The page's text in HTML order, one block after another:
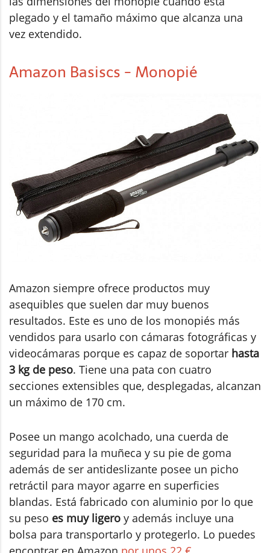
plegado y el tamaño máximo que alcanza una
vez extendido.
Amazon Basiscs - Monopié
Amazon siempre ofrece productos muy
asequibles que suelen dar muy buenos
resultados. Este es uno de los monopiés más
vendidos para usarlo con cámaras fotográficas y
videocámaras porque es capaz de soportar hasta
3 kg de peso. Tiene una pata con cuatro
secciones extensibles que, desplegadas, alcanzan
un máximo de 170 cm.
Posee un mango acolchado, una cuerda de
seguridad para la muñeca y su pie de goma
además de ser antideslizante posee un picho
retráctil para mayor agarre en superficies
blandas. Está fabricado con aluminio por lo que
su peso es muy ligero y además incluye una
bolsa para transportarlo y protegerlo. Lo puedes